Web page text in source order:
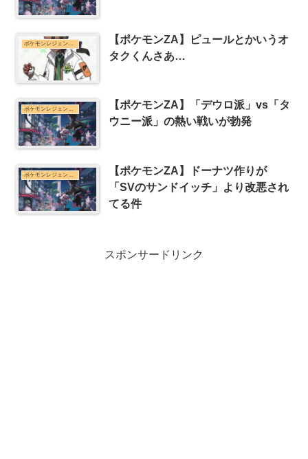
ポケモンレジェンズZ-Aまとめ
【ポケモンZA】ピュールとかいうオ
タクくんさあ…
ポケモンレジェンズZ-Aまとめ
【ポケモンZA】「デウロ派」vs「タ
ウニー派」の熱い戦いが勃発
【ポケモンZA】ドーナツ作りが
「SVのサンドイッチ」より改悪され
てる件
スポンサードリンク